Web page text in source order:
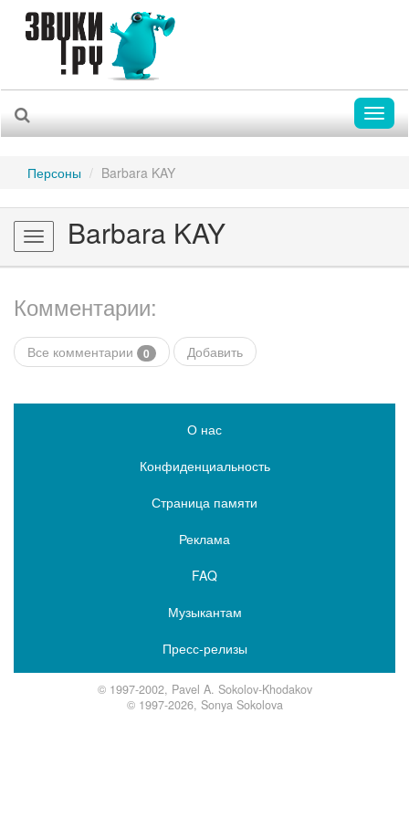
Персоны Barbara KAY
Toggle
navigation
Barbara KAY
Комментарии:
Все комментарии 0 Добавить
О нас
Конфиденциальность
Страница памяти
Реклама
FAQ
Музыкантам
Пресс-релизы
© 1997-2002, Pavel A. Sokolov-Khodakov
© 1997-2026, Sonya Sokolova